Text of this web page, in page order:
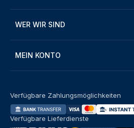
WER WIR SIND
MEIN KONTO
Verfügbare Zahlungsmöglichkeiten
Verfügbare Lieferdienste